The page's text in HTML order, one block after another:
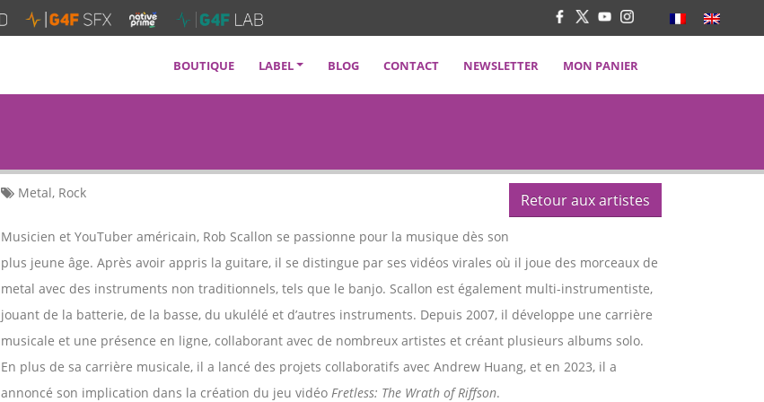
BOUTIQUE LABEL
ARTISTES
BLOG CONTACT NEWSLETTER MON PANIER
Metal, Rock Retour aux artistes
Musicien et YouTuber américain, Rob Scallon se passionne pour la musique dès son
plus jeune âge. Après avoir appris la guitare, il se distingue par ses vidéos virales où il joue des morceaux de
metal avec des instruments non traditionnels, tels que le banjo. Scallon est également multi-instrumentiste,
jouant de la batterie, de la basse, du ukulélé et d’autres instruments. Depuis 2007, il développe une carrière
musicale et une présence en ligne, collaborant avec de nombreux artistes et créant plusieurs albums solo.
En plus de sa carrière musicale, il a lancé des projets collaboratifs avec Andrew Huang, et en 2023, il a
annoncé son implication dans la création du jeu vidéo Fretless: The Wrath of Riffson.